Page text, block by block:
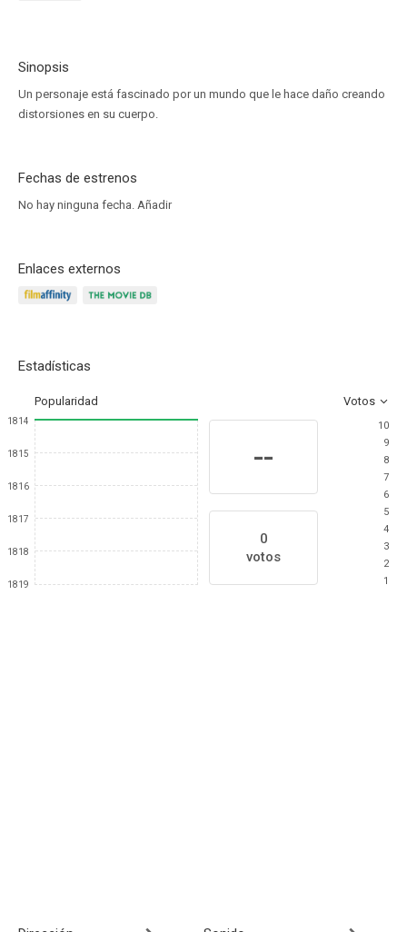
Sinopsis
Un personaje está fascinado por un mundo que le hace daño creando
distorsiones en su cuerpo.
Fechas de estrenos
No hay ninguna fecha. Añadir
Enlaces externos
Estadísticas
Popularidad Votos
1814
1815
1816
1817
1818
1819
--
0
votos
10
9
8
7
6
5
4
3
2
1